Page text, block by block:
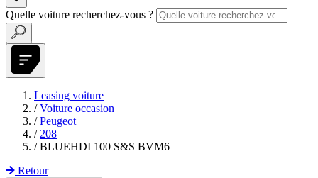
Quelle voiture recherchez-vous ?
Leasing voiture
/ Voiture occasion
/ Peugeot
/ 208
/ BLUEHDI 100 S&S BVM6
Retour